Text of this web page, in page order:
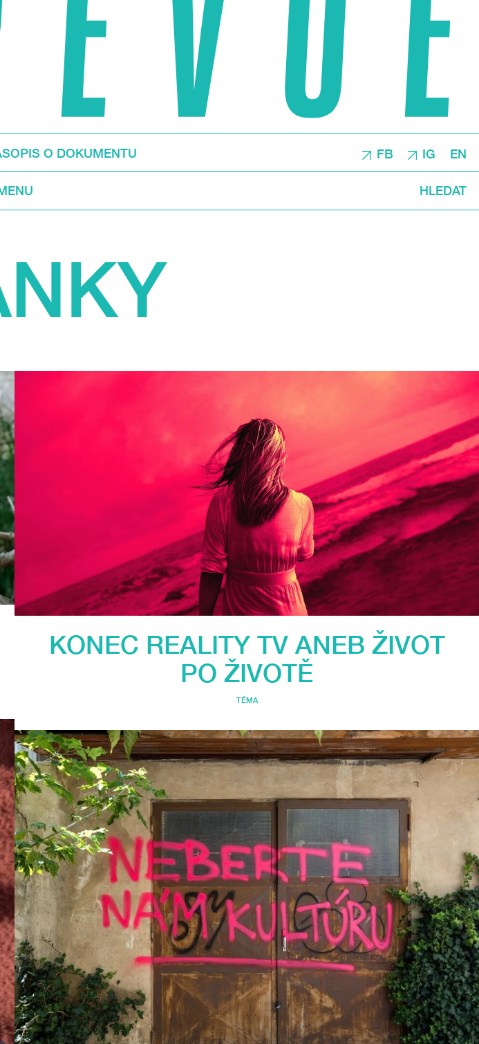
O DOKUMENTU FB IG EN
HLEDAT
KONEC REALITY TV ANEB ŽIVOT
PO ŽIVOTĚ
TÉMA